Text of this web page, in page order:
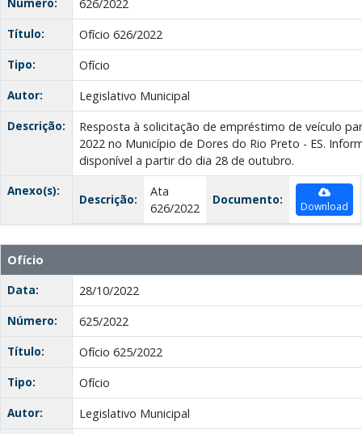
626/2022
Título:
Ofício 626/2022
Tipo:
Ofício
Autor:
Legislativo Municipal
Descrição:
Resposta à solicitação de empréstimo de veículo
2022 no Município de Dores do Rio Preto - ES.
disponível a partir do dia 28 de outubro.
Anexo(s):
Descrição:
Ata
626/2022
Documento: Download
Ofício
Data:
28/10/2022
Número:
625/2022
Título:
Ofício 625/2022
Tipo:
Ofício
Autor:
Legislativo Municipal